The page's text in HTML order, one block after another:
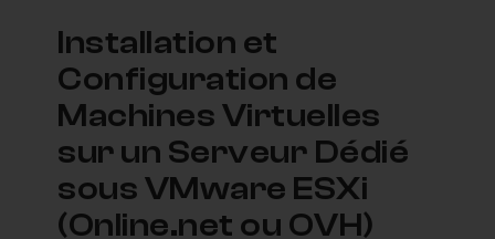
Installation et
Configuration de
Machines Virtuelles
sur un Serveur Dédié
sous VMware ESXi
(Online.net ou OVH)